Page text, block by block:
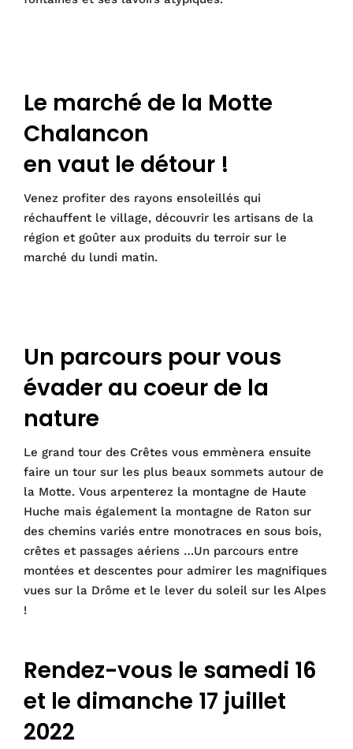
Le marché de la Motte
Chalancon
en vaut le détour !
Venez profiter des rayons ensoleillés qui
réchauffent le village, découvrir les artisans de la
région et goûter aux produits du terroir sur le
marché du lundi matin.
Un parcours pour vous
évader au coeur de la
nature
Le grand tour des Crêtes vous emmènera ensuite
faire un tour sur les plus beaux sommets autour de
la Motte. Vous arpenterez la montagne de Haute
Huche mais également la montagne de Raton sur
des chemins variés entre monotraces en sous bois,
crêtes et passages aériens …Un parcours entre
montées et descentes pour admirer les magnifiques
vues sur la Drôme et le lever du soleil sur les Alpes
!
Rendez-vous le samedi 16
et le dimanche 17 juillet
2022